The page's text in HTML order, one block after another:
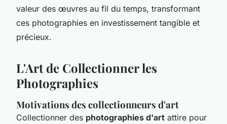
valeur des œuvres au fil du temps, transformant
ces photographies en investissement tangible et
précieux.
L'Art de Collectionner les
Photographies
Motivations des collectionneurs d'art
Collectionner des photographies d'art attire pour